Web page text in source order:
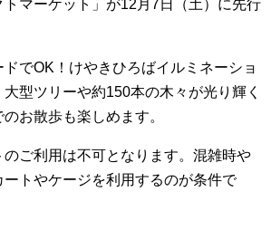
トマーケット」が12月7日（土）に先行
でOK！けやきひろばイルミネーショ
型ツリーや約150本の木々が光り輝く
お散歩も楽しめます。
ご利用は不可となります。混雑時や
トやケージを利用するのが条件で